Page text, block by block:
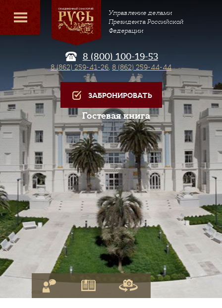
Управление делами
Президента Российской
Федерации
8 (800) 100-19-53
8 (862) 259-41-26, 8 (862) 259-44-44
ЗАБРОНИРОВАТЬ
Гостевая книга